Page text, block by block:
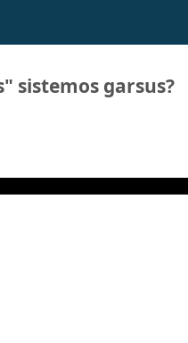
sistemos garsus?